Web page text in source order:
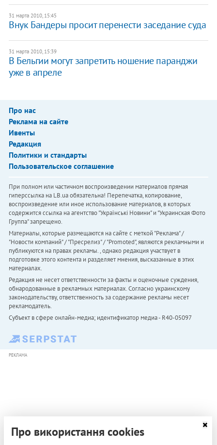
31 марта 2010, 15:45
Внук Бандеры просит перенести заседание суда
31 марта 2010, 15:39
В Бельгии могут запретить ношение паранджи
уже в апреле
Про нас
Реклама на сайте
Ивенты
Редакция
Политики и стандарты
Пользовательское соглашение
При полном или частичном воспроизведении материалов прямая
гиперссылка на LB.ua обязательна! Перепечатка, копирование,
воспроизведение или иное использование материалов, в которых
содержится ссылка на агентство "Українськi Новини" и "Украинская Фото
Группа" запрещено.
Материалы, которые размещаются на сайте с меткой "Реклама" /
"Новости компаний" / "Пресрелиз" / "Promoted", являются рекламными и
публикуются на правах рекламы. , однако редакция участвует в
подготовке этого контента и разделяет мнения, высказанные в этих
материалах.
Редакция не несет ответственности за факты и оценочные суждения,
обнародованные в рекламных материалах. Согласно украинскому
законодательству, ответственность за содержание рекламы несет
рекламодатель.
Субъект в сфере онлайн-медиа; идентификатор медиа - R40-05097
РЕКЛАМА
Про використання cookies